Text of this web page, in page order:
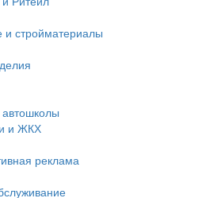
и стройматериалы
и ЖКХ
реклама